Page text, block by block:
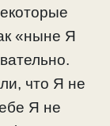
«ныне Я
что Я не
Я не